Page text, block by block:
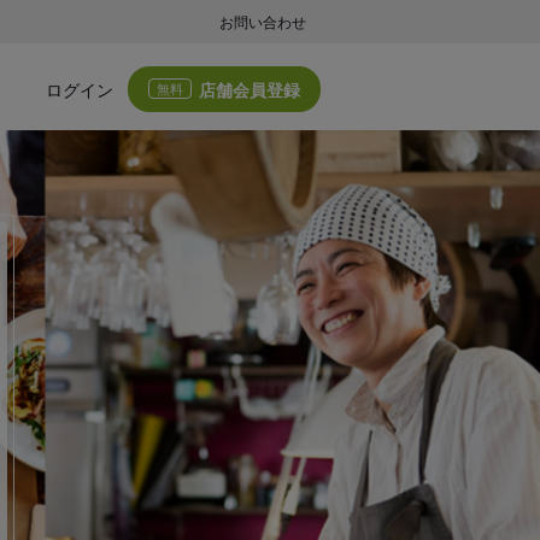
お問い合わせ
ログイン 無料 店舗会員登録
集客・業務支援
グの集客サービスと業務支援サービスで店舗経営の課題解決を支援します。